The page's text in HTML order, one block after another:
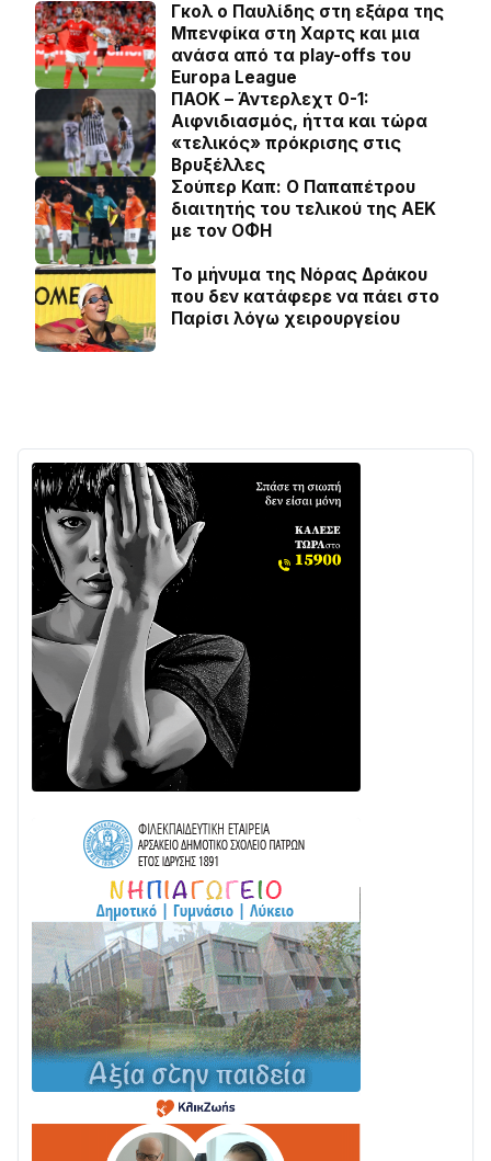
Γκολ ο Παυλίδης στη εξάρα της
Μπενφίκα στη Χαρτς και μια
ανάσα από τα play-offs του
Europa League
ΠΑΟΚ – Άντερλεχτ 0-1:
Αιφνιδιασμός, ήττα και τώρα
«τελικός» πρόκρισης στις
Βρυξέλλες
Σούπερ Καπ: Ο Παπαπέτρου
διαιτητής του τελικού της ΑΕΚ
με τον ΟΦΗ
Το μήνυμα της Νόρας Δράκου
που δεν κατάφερε να πάει στο
Παρίσι λόγω χειρουργείου